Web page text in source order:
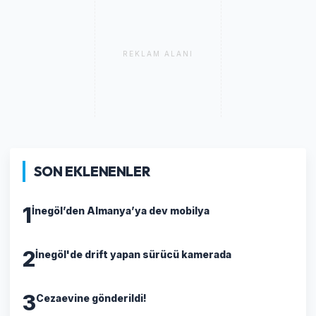
REKLAM ALANI
SON EKLENENLER
1İnegöl’den Almanya’ya dev mobilya
2İnegöl'de drift yapan sürücü kamerada
3Cezaevine gönderildi!